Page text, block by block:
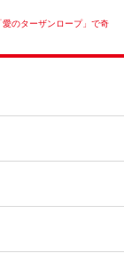
愛のターザンロープ」で奇